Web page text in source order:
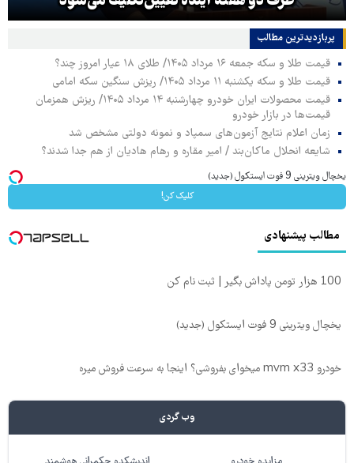
پربازدیدترین‌ مطالب
قیمت طلا و سکه جمعه ۱۶ مرداد ۱۴۰۵/ طلای ۱۸ عیار امروز چند؟
قیمت طلا و سکه یکشنبه ۱۱ مرداد ۱۴۰۵/ ریزش سنگین سکه امامی
قیمت محصولات ایران خودرو چهارشنبه ۱۴ مرداد ۱۴۰۵/ ریزش همزمان
قیمت‌ها در بازار خودرو
زمان اعلام نتایج آزمون‌های سمپاد و نمونه دولتی مشخص شد
شایعه انحلال ماکان‌بند / امیر مقاره و رهام هادیان از هم جدا شدند؟
یخچال ویترینی 9 فوت ایستکول (جدید)
کلیک کن!
مطالب پیشنهادی
100 هزار تومن پاداش بگیر | ثبت نام کن
یخچال ویترینی 9 فوت ایستکول (جدید)
خودرو mvm x33 میخوای بفروشی؟ اینجا به سرعت فروش میره
وب گردی